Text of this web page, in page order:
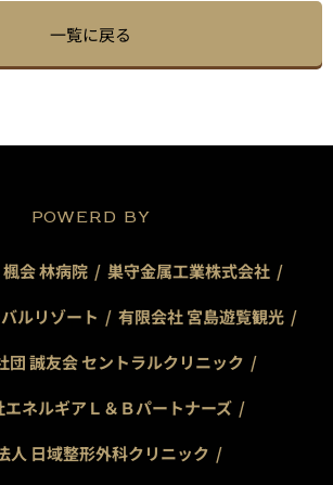
一覧に戻る
POWERD BY
会 林病院
巣守金属工業株式会社
ルリゾート
有限会社 宮島遊覧観光
団 誠友会 セントラルクリニック
エネルギアＬ＆Ｂパートナーズ
人 日域整形外科クリニック